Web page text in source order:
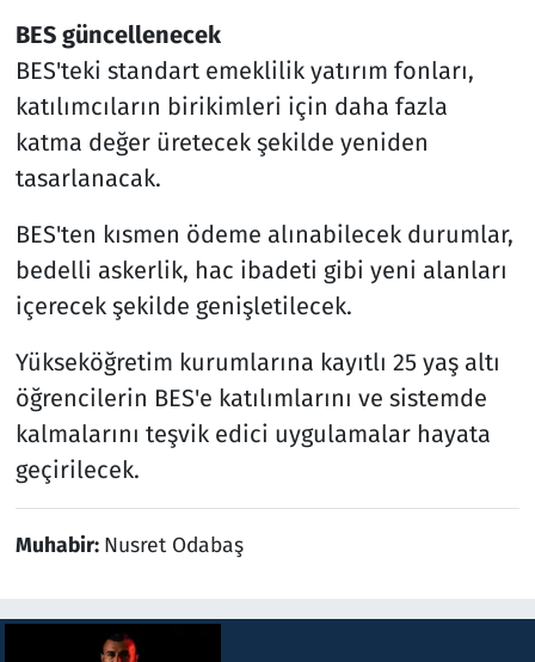
BES güncellenecek
BES'teki standart emeklilik yatırım fonları,
katılımcıların birikimleri için daha fazla
katma değer üretecek şekilde yeniden
tasarlanacak.
BES'ten kısmen ödeme alınabilecek durumlar,
bedelli askerlik, hac ibadeti gibi yeni alanları
içerecek şekilde genişletilecek.
Yükseköğretim kurumlarına kayıtlı 25 yaş altı
öğrencilerin BES'e katılımlarını ve sistemde
kalmalarını teşvik edici uygulamalar hayata
geçirilecek.
Muhabir: Nusret Odabaş